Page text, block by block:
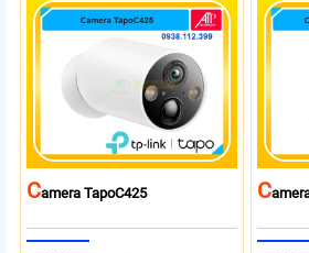
CAmera TapoC425 C